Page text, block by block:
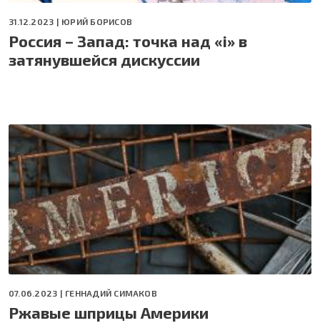
31.12.2023 | ЮРИЙ БОРИСОВ
Россия – Запад: точка над «i» в
затянувшейся дискуссии
07.06.2023 | ГЕННАДИЙ СИМАКОВ
Ржавые шприцы Америки